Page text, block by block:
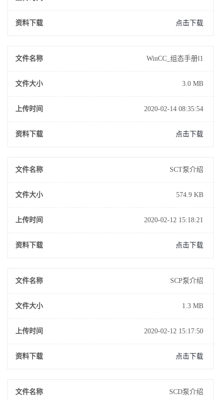
资料下载 点击下载
文件名称 WinCC_组态手册l1
文件大小 3.0 MB
上传时间 2020-02-14 08:35:54
资料下载 点击下载
文件名称 SCT泵介绍
文件大小 574.9 KB
上传时间 2020-02-12 15:18:21
资料下载 点击下载
文件名称 SCP泵介绍
文件大小 1.3 MB
上传时间 2020-02-12 15:17:50
资料下载 点击下载
文件名称 SCD泵介绍